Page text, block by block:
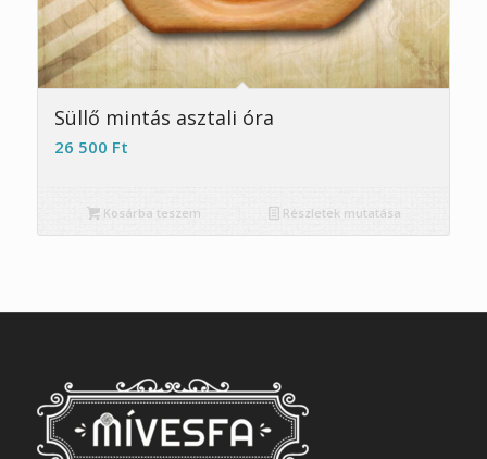
Süllő mintás asztali óra
26 500 Ft
Kosárba teszem Részletek mutatása